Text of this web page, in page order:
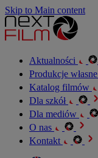
Skip to Main content
Aktualności
Produkcje własne
Katalog filmów
Dla szkół
Dla mediów
O nas
Kontakt